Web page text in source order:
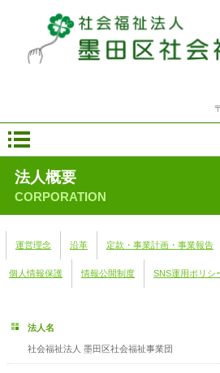
法人概要
CORPORATION
運営理念 沿革 定款・事業計画・事業報告
個人情報保護 情報公開制度 SNS運用ポリシ
法人名
社会福祉法人 墨田区社会福祉事業団